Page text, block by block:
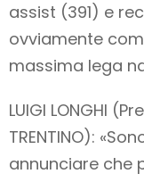
assist (391) e
ovviamente
massima lega
LUIGI LONGHI
TRENTINO):
annunciare che